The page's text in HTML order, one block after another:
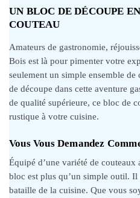
UN BLOC DE DÉCOUPE
COUTEAU
Amateurs de gastronomie,
Bois est là pour pimenter votre
seulement un simple ensemble de
de découpe dans cette aventure
de qualité supérieure, ce bloc de
rustique à votre cuisine.
Vous Vous Demandez
Équipé d’une variété de couteaux
bloc est plus qu’un simple outil.
bataille de la cuisine. Que vous